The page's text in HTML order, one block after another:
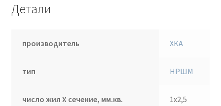
Детали
производитель ХКА
тип НРШМ
число жил Х сечение, мм.кв. 1х2,5